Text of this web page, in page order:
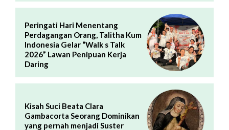
Peringati Hari Menentang
Perdagangan Orang, Talitha Kum
Indonesia Gelar “Walk s Talk
2026” Lawan Penipuan Kerja
Daring
Kisah Suci Beata Clara
Gambacorta Seorang Dominikan
yang pernah menjadi Suster